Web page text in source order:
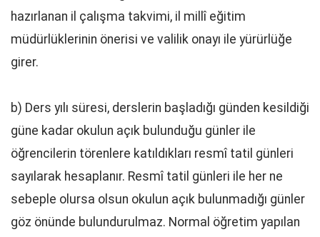
hazırlanan il çalışma takvimi, il millî eğitim
müdürlüklerinin önerisi ve valilik onayı ile yürürlüğe
girer.
b) Ders yılı süresi, derslerin başladığı günden kesildiği
güne kadar okulun açık bulunduğu günler ile
öğrencilerin törenlere katıldıkları resmî tatil günleri
sayılarak hesaplanır. Resmî tatil günleri ile her ne
sebeple olursa olsun okulun açık bulunmadığı günler
göz önünde bulundurulmaz. Normal öğretim yapılan